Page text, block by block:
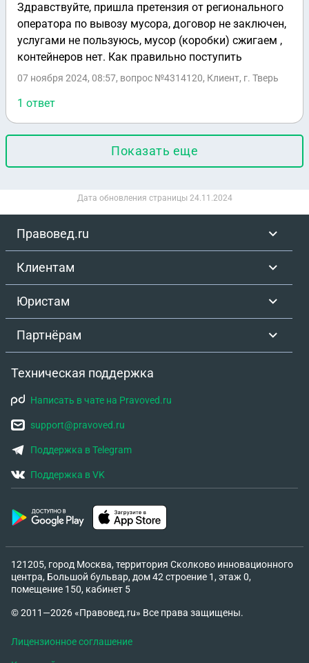
Здравствуйте, пришла претензия от регионального
оператора по вывозу мусора, договор не заключен,
услугами не пользуюсь, мусор (коробки) сжигаем ,
контейнеров нет. Как правильно поступить
07 ноября 2024, 08:57, вопрос №4314120, Клиент, г. Тверь
1 ответ
Показать еще
Дата обновления страницы 24.11.2024
Правовед.ru
Клиентам
Юристам
Партнёрам
Техническая поддержка
Написать в чате на Pravoved.ru
support@pravoved.ru
Поддержка в Telegram
Поддержка в VK
121205, город Москва, территория Сколково инновационного
центра, Большой бульвар, дом 42 строение 1, этаж 0,
помещение 150, кабинет 5
© 2011—2026 «Правовед.ru» Все права защищены.
Лицензионное соглашение